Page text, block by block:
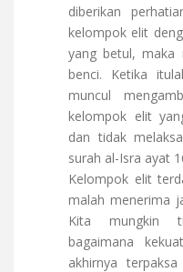
diberikan
kelompok elit
yang betul, maka
benci. Ketika
muncul
kelompok elit
dan tidak
surah al-Isra ayat
Kelompok elit
malah menerima
Kita mungkin
bagaimana
akhirnya